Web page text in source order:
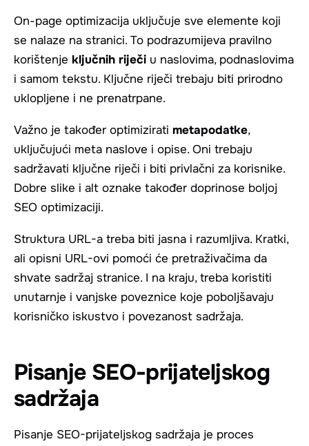
On-page optimizacija uključuje sve elemente koji
se nalaze na stranici. To podrazumijeva pravilno
korištenje ključnih riječi u naslovima, podnaslovima
i samom tekstu. Ključne riječi trebaju biti prirodno
uklopljene i ne prenatrpane.
Važno je također optimizirati metapodatke,
uključujući meta naslove i opise. Oni trebaju
sadržavati ključne riječi i biti privlačni za korisnike.
Dobre slike i alt oznake također doprinose boljoj
SEO optimizaciji.
Struktura URL-a treba biti jasna i razumljiva. Kratki,
ali opisni URL-ovi pomoći će pretraživačima da
shvate sadržaj stranice. I na kraju, treba koristiti
unutarnje i vanjske poveznice koje poboljšavaju
korisničko iskustvo i povezanost sadržaja.
Pisanje SEO-prijateljskog
sadržaja
Pisanje SEO-prijateljskog sadržaja je proces